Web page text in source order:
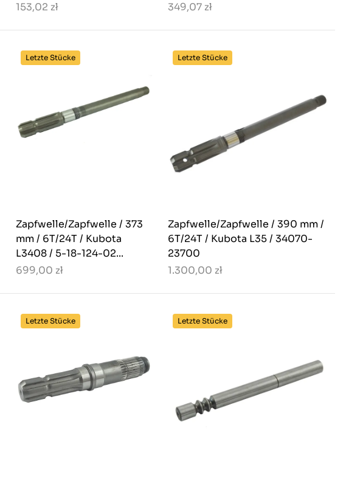
153,02 zł
349,07 zł
Letzte Stücke
Zapfwelle/Zapfwelle / 373
mm / 6T/24T / Kubota
L3408 / 5-18-124-02...
699,00 zł
Letzte Stücke
Zapfwelle/Zapfwelle / 390 mm /
6T/24T / Kubota L35 / 34070-
23700
1.300,00 zł
Letzte Stücke Letzte Stücke